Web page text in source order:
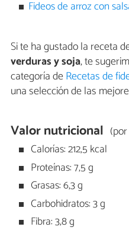
Fideos de arroz con
Si te ha gustado la receta
verduras y soja, te
categoría deRecetas de
una selección de las
Valor nutricional
Calorías: 212,5 kcal
Proteínas: 7,5 g
Grasas: 6,3 g
Carbohidratos: 3 g
Fibra: 3,8 g